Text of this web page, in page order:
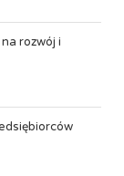
na rozwój i